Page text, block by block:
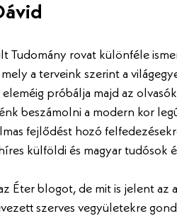
Tudomány rovat különféle
a terveink szerint a
eleméig próbálja majd az
beszámolni a modern kor
fejlődést hozó
külföldi és magyar tudósok
Éter blogot, de mit is jelent az
szerves vegyületekre